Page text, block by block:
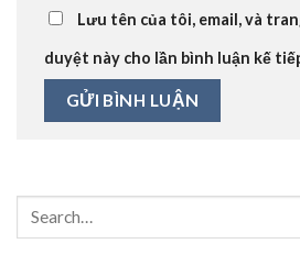
Lưu tên của tôi, email, và
duyệt này cho lần bình luận kế